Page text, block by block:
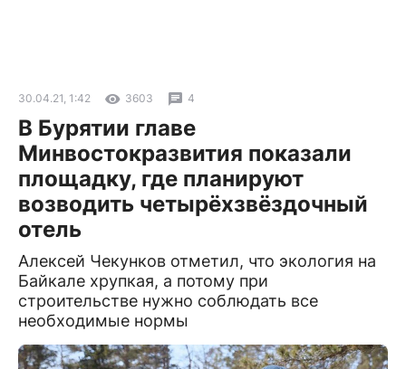
30.04.21, 1:42 3603 4
В Бурятии главе
Минвостокразвития показали
площадку, где планируют
возводить четырёхзвёздочный
отель
Алексей Чекунков отметил, что экология на
Байкале хрупкая, а потому при
строительстве нужно соблюдать все
необходимые нормы